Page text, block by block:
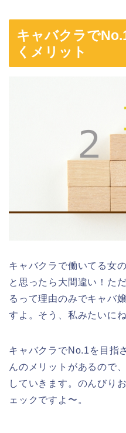
キャバクラで
くメリット
キャバクラで働いてる女
と思ったら大間違い！た
るって理由のみでキャバ
すよ。そう、私みたいにね
キャバクラでNo.1を目指
んのメリットがあるので
していきます。のんびり
ェックですよ〜。